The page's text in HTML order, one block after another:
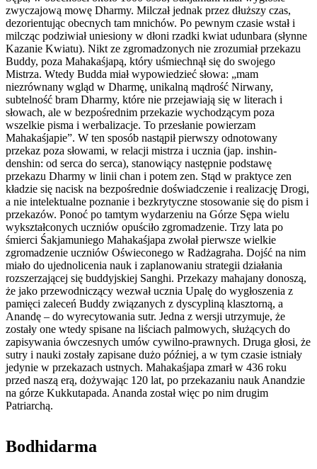
zwyczajową mowę Dharmy. Milczał jednak przez dłuższy czas,
dezorientując obecnych tam mnichów. Po pewnym czasie wstał i
milcząc podziwiał uniesiony w dłoni rzadki kwiat udunbara (słynne
Kazanie Kwiatu). Nikt ze zgromadzonych nie zrozumiał przekazu
Buddy, poza Mahakaśjapą, który uśmiechnął się do swojego
Mistrza. Wtedy Budda miał wypowiedzieć słowa: „mam
niezrównany wgląd w Dharmę, unikalną mądrość Nirwany,
subtelność bram Dharmy, które nie przejawiają się w literach i
słowach, ale w bezpośrednim przekazie wychodzącym poza
wszelkie pisma i werbalizacje. To przesłanie powierzam
Mahakaśjapie”. W ten sposób nastąpił pierwszy odnotowany
przekaz poza słowami, w relacji mistrza i ucznia (jap. inshin-
denshin: od serca do serca), stanowiący następnie podstawę
przekazu Dharmy w linii chan i potem zen. Stąd w praktyce zen
kładzie się nacisk na bezpośrednie doświadczenie i realizację Drogi,
a nie intelektualne poznanie i bezkrytyczne stosowanie się do pism i
przekazów. Ponoć po tamtym wydarzeniu na Górze Sępa wielu
wykształconych uczniów opuściło zgromadzenie. Trzy lata po
śmierci Śakjamuniego Mahakaśjapa zwołał pierwsze wielkie
zgromadzenie uczniów Oświeconego w Radżagraha. Dojść na nim
miało do ujednolicenia nauk i zaplanowaniu strategii działania
rozszerzającej się buddyjskiej Sanghi. Przekazy mahajany donoszą,
że jako przewodniczący wezwał ucznia Upalę do wygłoszenia z
pamięci zaleceń Buddy związanych z dyscypliną klasztorną, a
Anandę – do wyrecytowania sutr. Jedna z wersji utrzymuje, że
zostały one wtedy spisane na liściach palmowych, służących do
zapisywania ówczesnych umów cywilno-prawnych. Druga głosi, że
sutry i nauki zostały zapisane dużo później, a w tym czasie istniały
jedynie w przekazach ustnych. Mahakaśjapa zmarł w 436 roku
przed naszą erą, dożywając 120 lat, po przekazaniu nauk Anandzie
na górze Kukkutapada. Ananda został więc po nim drugim
Patriarchą.
Bodhidarma